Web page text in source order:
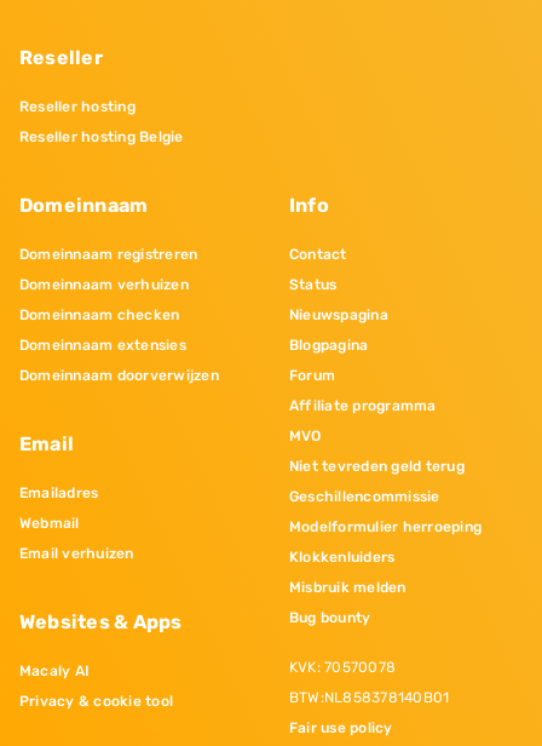
Reseller
Reseller hosting
Reseller hosting Belgie
Domeinnaam
Domeinnaam registreren
Domeinnaam verhuizen
Domeinnaam checken
Domeinnaam extensies
Domeinnaam doorverwijzen
Email
Emailadres
Webmail
Email verhuizen
Websites & Apps
Macaly AI
Privacy & cookie tool
Info
Contact
Status
Nieuwspagina
Blogpagina
Forum
Affiliate programma
MVO
Niet tevreden geld terug
Geschillencommissie
Modelformulier herroeping
Klokkenluiders
Misbruik melden
Bug bounty
KVK: 70570078
BTW:NL858378140B01
Fair use policy